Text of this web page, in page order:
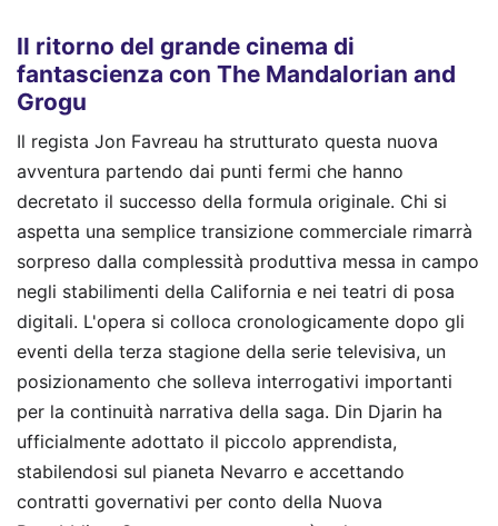
Il ritorno del grande cinema di
fantascienza con The Mandalorian and
Grogu
Il regista Jon Favreau ha strutturato questa nuova
avventura partendo dai punti fermi che hanno
decretato il successo della formula originale. Chi si
aspetta una semplice transizione commerciale rimarrà
sorpreso dalla complessità produttiva messa in campo
negli stabilimenti della California e nei teatri di posa
digitali. L'opera si colloca cronologicamente dopo gli
eventi della terza stagione della serie televisiva, un
posizionamento che solleva interrogativi importanti
per la continuità narrativa della saga. Din Djarin ha
ufficialmente adottato il piccolo apprendista,
stabilendosi sul pianeta Nevarro e accettando
contratti governativi per conto della Nuova